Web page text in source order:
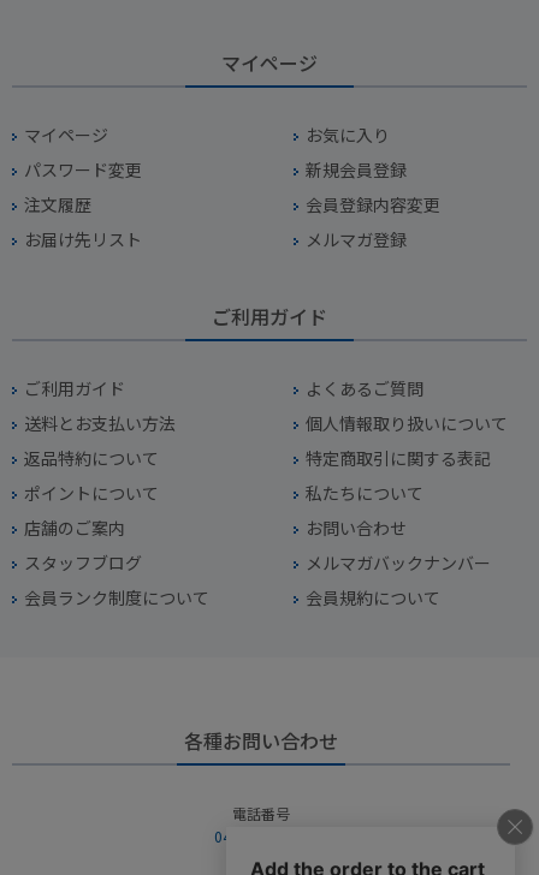
マイページ
マイページ
お気に入り
パスワード変更
新規会員登録
注文履歴
会員登録内容変更
お届け先リスト
メルマガ登録
ご利用ガイド
ご利用ガイド
よくあるご質問
送料とお支払い方法
個人情報取り扱いについて
返品特約について
特定商取引に関する表記
ポイントについて
私たちについて
店舗のご案内
お問い合わせ
スタッフブログ
メルマガバックナンバー
会員ランク制度について
会員規約について
各種お問い合わせ
電話番号
045-949-2451